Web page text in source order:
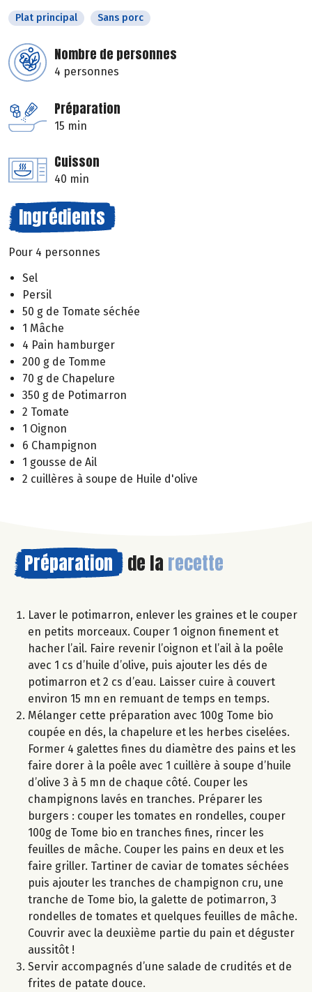
Plat principal Sans porc
Nombre de personnes
4 personnes
Préparation
15 min
Cuisson
40 min
Ingrédients
Pour 4 personnes
Sel
Persil
50 g de Tomate séchée
1 Mâche
4 Pain hamburger
200 g de Tomme
70 g de Chapelure
350 g de Potimarron
2 Tomate
1 Oignon
6 Champignon
1 gousse de Ail
2 cuillères à soupe de Huile d'olive
Préparation de la recette
Laver le potimarron, enlever les graines et le couper
en petits morceaux. Couper 1 oignon finement et
hacher l’ail. Faire revenir l’oignon et l’ail à la poêle
avec 1 cs d’huile d’olive, puis ajouter les dés de
potimarron et 2 cs d’eau. Laisser cuire à couvert
environ 15 mn en remuant de temps en temps.
Mélanger cette préparation avec 100g Tome bio
coupée en dés, la chapelure et les herbes ciselées.
Former 4 galettes fines du diamètre des pains et les
faire dorer à la poêle avec 1 cuillère à soupe d’huile
d’olive 3 à 5 mn de chaque côté. Couper les
champignons lavés en tranches. Préparer les
burgers : couper les tomates en rondelles, couper
100g de Tome bio en tranches fines, rincer les
feuilles de mâche. Couper les pains en deux et les
faire griller. Tartiner de caviar de tomates séchées
puis ajouter les tranches de champignon cru, une
tranche de Tome bio, la galette de potimarron, 3
rondelles de tomates et quelques feuilles de mâche.
Couvrir avec la deuxième partie du pain et déguster
aussitôt !
Servir accompagnés d’une salade de crudités et de
frites de patate douce.